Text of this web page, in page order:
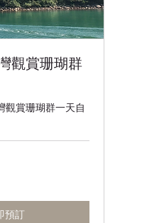
觀賞珊瑚群
觀賞珊瑚群一天自
預訂